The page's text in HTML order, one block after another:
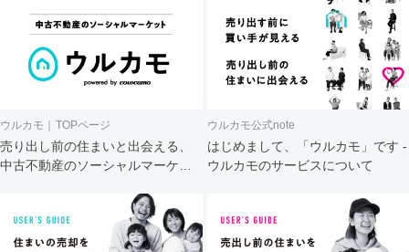
ウルカモ｜TOPページ
売り出し前の住まいと出会える、
中古不動産のソーシャルマーケッ
ウルカモ公式note
はじめまして、「ウルカモ」です -
ウルカモのサービスについて